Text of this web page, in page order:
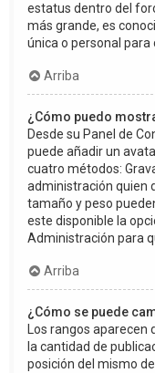
estatus dentro del
más grande, es
única o personal para
Arriba
¿Cómo puedo
Desde su Panel de
puede añadir un
cuatro métodos:
administración quien
tamaño y peso
este disponible la
Administración para
Arriba
¿Cómo se puede
Los rangos aparecen
la cantidad de
posición del mismo